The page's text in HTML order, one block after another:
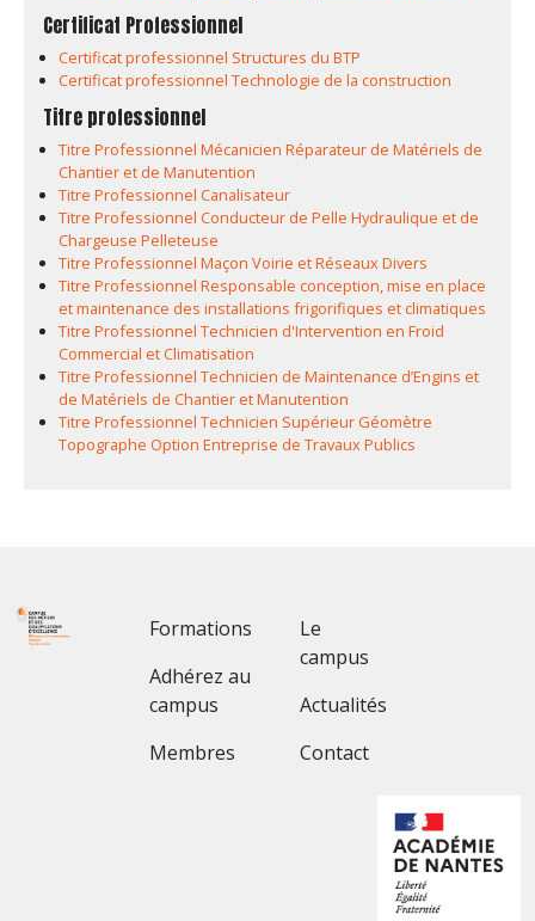
Certificat Professionnel
Certificat professionnel Structures du BTP
Certificat professionnel Technologie de la construction
Titre professionnel
Titre Professionnel Mécanicien Réparateur de Matériels de
Chantier et de Manutention
Titre Professionnel Canalisateur
Titre Professionnel Conducteur de Pelle Hydraulique et de
Chargeuse Pelleteuse
Titre Professionnel Maçon Voirie et Réseaux Divers
Titre Professionnel Responsable conception, mise en place
et maintenance des installations frigorifiques et climatiques
Titre Professionnel Technicien d'Intervention en Froid
Commercial et Climatisation
Titre Professionnel Technicien de Maintenance d’Engins et
de Matériels de Chantier et Manutention
Titre Professionnel Technicien Supérieur Géomètre
Topographe Option Entreprise de Travaux Publics
Footer 1
Formations
Adhérez au
campus
Membres
Footer 2
Le
campus
Actualités
Contact